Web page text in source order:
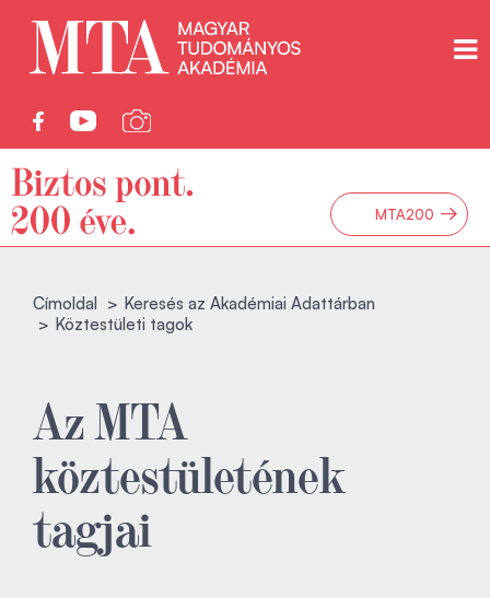
MTA200 →
Címoldal
Keresés az Akadémiai Adattárban
Köztestületi tagok
Az MTA
köztestületének
tagjai